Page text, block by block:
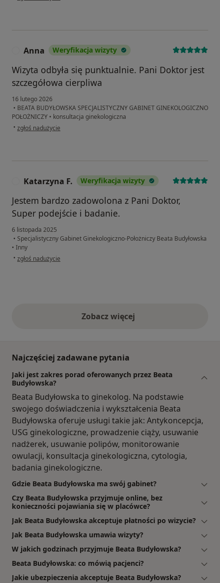
Anna Weryfikacja wizyty
Wizyta odbyła się punktualnie. Pani Doktor jest
szczegółowa cierpliwa
16 lutego 2026
• BEATA BUDYŁOWSKA SPECJALISTYCZNY GABINET GINEKOLOGICZNO
POŁOŻNICZY • konsultacja ginekologiczna
• w opinii użytkownika Anna
zgłoś nadużycie
Katarzyna F. Weryfikacja wizyty
Jestem bardzo zadowolona z Pani Doktor,
Super podejście i badanie.
6 listopada 2025
• Specjalistyczny Gabinet Ginekologiczno-Położniczy Beata Budyłowska
• Inny
• w opinii użytkownika Katarzyna F.
zgłoś nadużycie
Zobacz więcejopinie powyżej
Najczęściej zadawane pytania
Jaki jest zakres porad oferowanych przez Beata
Budyłowska?
Beata Budyłowska to ginekolog. Na podstawie
swojego doświadczenia i wykształcenia Beata
Budyłowska oferuje usługi takie jak: Antykoncepcja,
USG ginekologiczne, prowadzenie ciąży, usuwanie
nadżerek, usuwanie polipów, monitorowanie
owulacji, konsultacja ginekologiczna, cytologia,
badania ginekologiczne.
Gdzie Beata Budyłowska ma swój gabinet?
Czy Beata Budyłowska przyjmuje online, bez
konieczności pojawiania się w placówce?
Jak Beata Budyłowska akceptuje płatności po wizycie?
Jak Beata Budyłowska umawia wizyty?
W jakich godzinach przyjmuje Beata Budyłowska?
Beata Budyłowska: co mówią pacjenci?
Jakie ubezpieczenia akceptuje Beata Budyłowska?